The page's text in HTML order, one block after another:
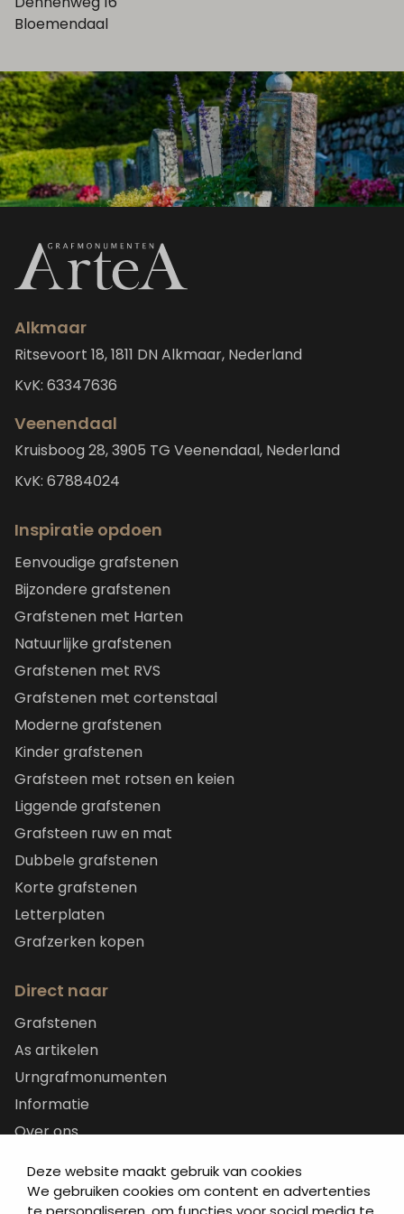
Deze website maakt gebruik van cookies
We gebruiken cookies om content en advertenties
Bloemendaal
Alkmaar
Ritsevoort 18, 1811 DN Alkmaar, Nederland
KvK: 63347636
Veenendaal
Kruisboog 28, 3905 TG Veenendaal, Nederland
KvK: 67884024
Inspiratie opdoen
Eenvoudige grafstenen
Bijzondere grafstenen
Grafstenen met Harten
Natuurlijke grafstenen
Grafstenen met RVS
Grafstenen met cortenstaal
Moderne grafstenen
Kinder grafstenen
Grafsteen met rotsen en keien
Liggende grafstenen
Grafsteen ruw en mat
Dubbele grafstenen
Korte grafstenen
Letterplaten
Grafzerken kopen
Direct naar
Grafstenen
As artikelen
Urngrafmonumenten
Informatie
Over ons
Artea in de buurt